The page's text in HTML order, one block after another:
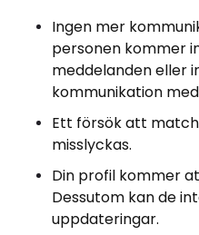
Ingen mer
personen kommer
meddelanden eller
kommunikation
Ett försök att
misslyckas.
Din profil kommer
Dessutom kan de
uppdateringar.